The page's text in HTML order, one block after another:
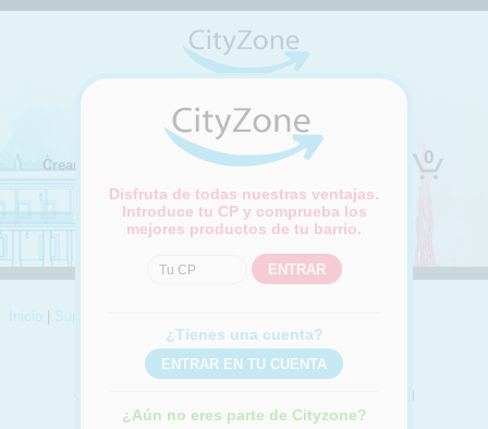
(Cambiar ubicación)
Crear cuenta Iniciar sesión 0
Disfruta de todas nuestras ventajas.
Introduce tu CP y comprueba los
mejores productos de tu barrio.
¿Tienes una cuenta?
¿Aún no eres parte de Cityzone?
Inicio Supermercado
HIGIENE PERSONAL